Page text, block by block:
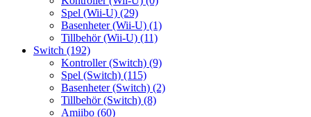
Spel (Wii-U) (29)
Basenheter (Wii-U) (1)
Tillbehör (Wii-U) (11)
Switch (192)
Kontroller (Switch) (9)
Spel (Switch) (115)
Basenheter (Switch) (2)
Tillbehör (Switch) (8)
Amiibo (60)